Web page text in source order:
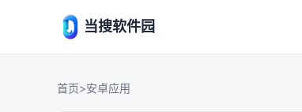
当搜软件园
首页>安卓应用